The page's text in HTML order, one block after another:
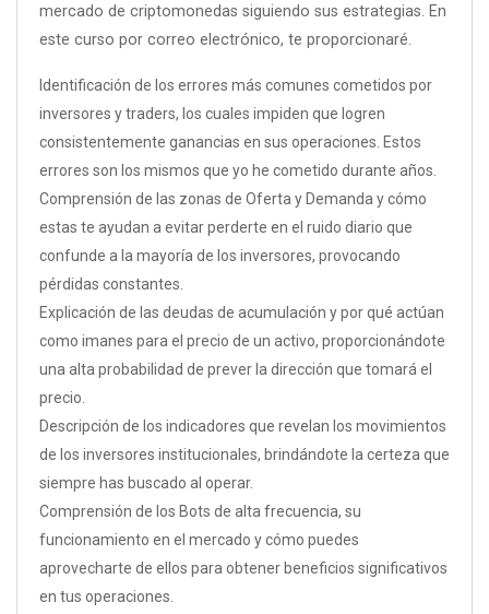
mercado de criptomonedas siguiendo sus estrategias. En
este curso por correo electrónico, te proporcionaré.
Identificación de los errores más comunes cometidos por
inversores y traders, los cuales impiden que logren
consistentemente ganancias en sus operaciones. Estos
errores son los mismos que yo he cometido durante años.
Comprensión de las zonas de Oferta y Demanda y cómo
estas te ayudan a evitar perderte en el ruido diario que
confunde a la mayoría de los inversores, provocando
pérdidas constantes.
Explicación de las deudas de acumulación y por qué actúan
como imanes para el precio de un activo, proporcionándote
una alta probabilidad de prever la dirección que tomará el
precio.
Descripción de los indicadores que revelan los movimientos
de los inversores institucionales, brindándote la certeza que
siempre has buscado al operar.
Comprensión de los Bots de alta frecuencia, su
funcionamiento en el mercado y cómo puedes
aprovecharte de ellos para obtener beneficios significativos
en tus operaciones.